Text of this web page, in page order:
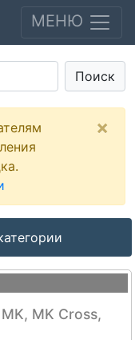
МЕНЮ
Поиск
×
MK Cross,